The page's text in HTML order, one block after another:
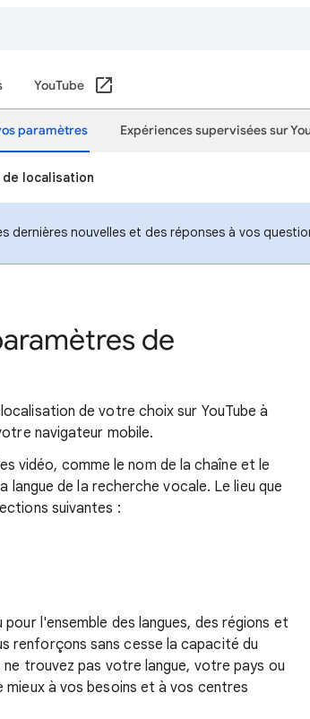
YouTube
paramètres Expériences supervisées sur
de localisation
dernières nouvelles et des réponses à vos
de
de votre choix sur YouTube à
navigateur mobile.
vidéo, comme le nom de la chaîne et le
langue de la recherche vocale. Le lieu que
suivantes :
l'ensemble des langues, des régions et
renforçons sans cesse la capacité du
trouvez pas votre langue, votre pays ou
à vos besoins et à vos centres